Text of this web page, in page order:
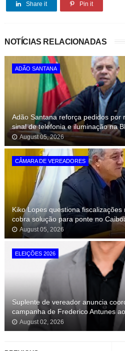
Share it Pin it
NOTÍCIAS RELACIONADAS
ADÃO SANTANA
Adão Santana reforça pedidos por
sinal de telefonia e iluminação na
August 05, 2026
CÂMARA DE VEREADORES
Kiko Lopes questiona
cobra solução para ponte no
August 05, 2026
ELEIÇÕES 2026
Suplente de vereador anuncia
campanha de Frederico Antunes
August 02, 2026